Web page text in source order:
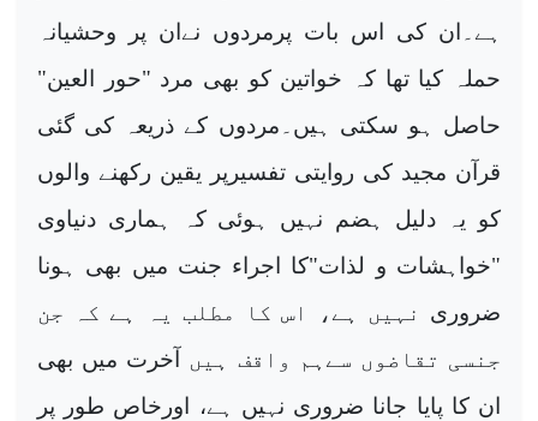
ہے۔ان کی اس بات پرمردوں نےان پر وحشیانہ
حملہ کیا تھا کہ خواتین کو بھی مرد "حور العین"
حاصل ہو سکتی ہیں۔مردوں کے ذریعہ کی گئی
قرآن مجید کی روایتی تفسیرپر یقین رکھنے والوں
کو یہ دلیل ہضم نہیں ہوئی کہ ہماری دنیاوی
"خواہشات و لذات"کا اجراء جنت میں بھی ہونا
ضروری
نہیں ہے، اس کا مطلب یہ ہے کہ جن
جنسی تقاضوں سےہم واقف ہیں
آخرت میں بھی
ان کا پایا جانا ضروری نہیں ہے، اورخاص طور پر